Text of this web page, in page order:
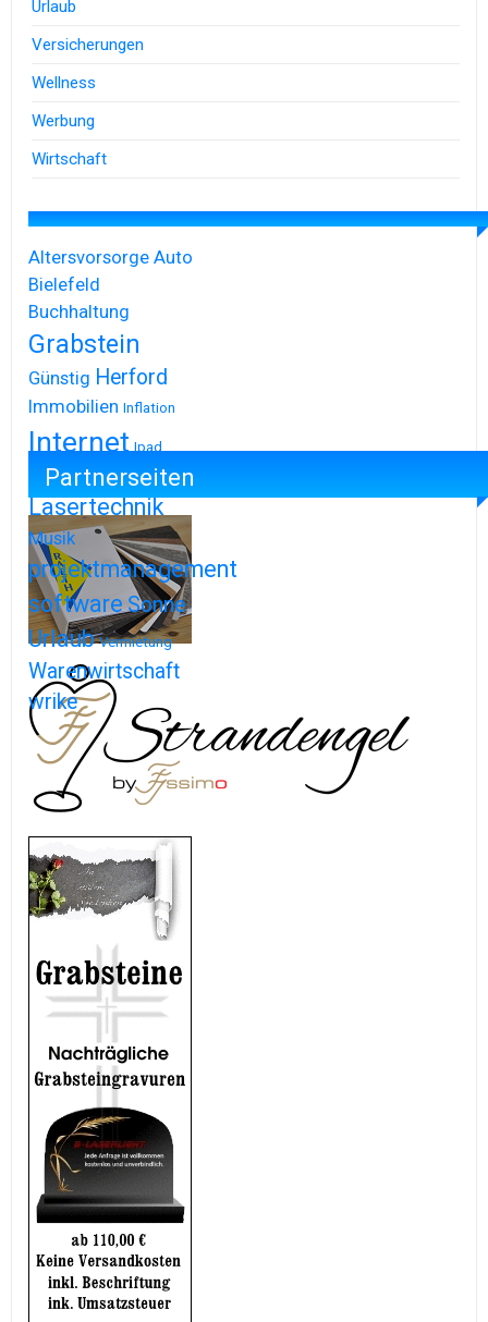
Urlaub
Versicherungen
Wellness
Werbung
Wirtschaft
Altersvorsorge Auto
Bielefeld
Buchhaltung
Grabstein
Günstig Herford
Immobilien Inflation
Internet Ipad
Iphone
Lasertechnik
Musik
projektmanagement
softwareSonne
Urlaub Vermietung
Warenwirtschaft
wrike
Partnerseiten